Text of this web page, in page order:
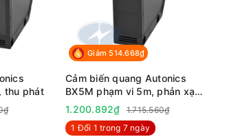
thu phát
Giảm 514.668₫
Cảm biến quang Autonics
BX5M phạm vi 5m, phản xạ
gương
1.200.892₫
1.715.560₫
1 Đổi 1 trong 7 ngày